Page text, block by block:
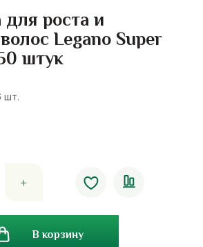
роста и
Legano Super
штук
шт.
В корзину